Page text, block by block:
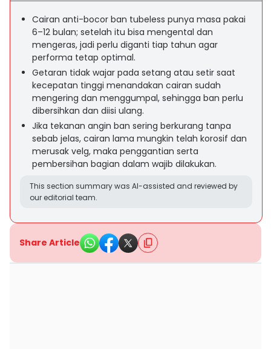
Cairan anti-bocor ban tubeless punya masa pakai
6–12 bulan; setelah itu bisa mengental dan
mengeras, jadi perlu diganti tiap tahun agar
performa tetap optimal.
Getaran tidak wajar pada setang atau setir saat
kecepatan tinggi menandakan cairan sudah
mengering dan menggumpal, sehingga ban perlu
dibersihkan dan diisi ulang.
Jika tekanan angin ban sering berkurang tanpa
sebab jelas, cairan lama mungkin telah korosif dan
merusak velg, maka penggantian serta
pembersihan bagian dalam wajib dilakukan.
This section summary was AI-assisted and reviewed by
our editorial team.
Share Article